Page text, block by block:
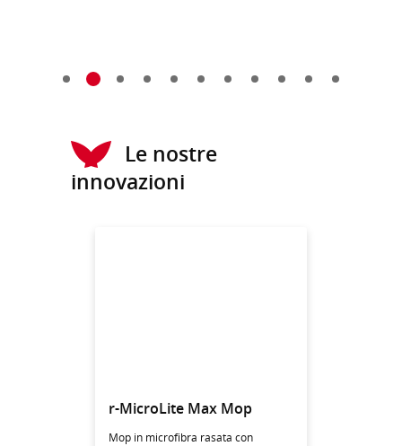
Le nostre
innovazioni
r-MicroLite Max Mop
Mop in microfibra rasata con